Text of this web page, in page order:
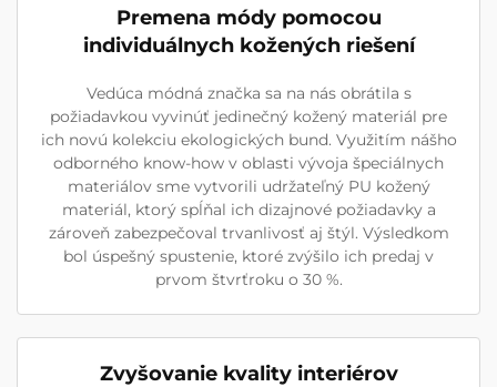
Premena módy pomocou
individuálnych kožených riešení
Vedúca módná značka sa na nás obrátila s
požiadavkou vyvinúť jedinečný kožený materiál pre
ich novú kolekciu ekologických bund. Využitím nášho
odborného know-how v oblasti vývoja špeciálnych
materiálov sme vytvorili udržateľný PU kožený
materiál, ktorý spĺňal ich dizajnové požiadavky a
zároveň zabezpečoval trvanlivosť aj štýl. Výsledkom
bol úspešný spustenie, ktoré zvýšilo ich predaj v
prvom štvrťroku o 30 %.
Zvyšovanie kvality interiérov